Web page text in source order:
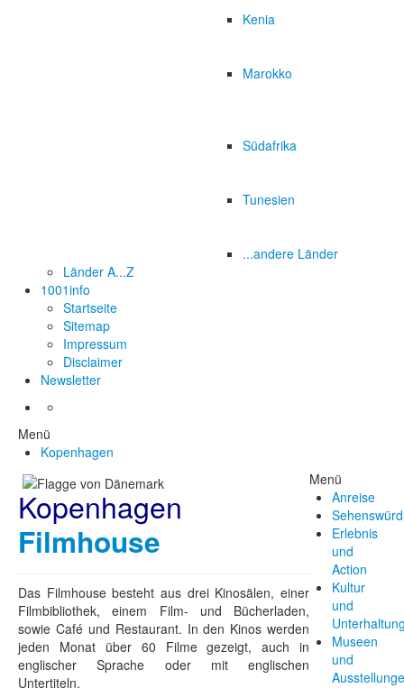
Kenia
Marokko
Südafrika
Tunesien
...andere Länder
Länder A...Z
1001info
Startseite
Sitemap
Impressum
Disclaimer
Newsletter
Menü
Kopenhagen
Kopenhagen
Filmhouse
Das Filmhouse besteht aus drei Kinosälen, einer
Filmbibliothek, einem Film- und Bücherladen,
sowie Café und Restaurant. In den Kinos werden
jeden Monat über 60 Filme gezeigt, auch in
englischer Sprache oder mit englischen
Untertiteln.
Menü
Anreise
Erlebnis
und
Action
Kultur
und
Museen
und